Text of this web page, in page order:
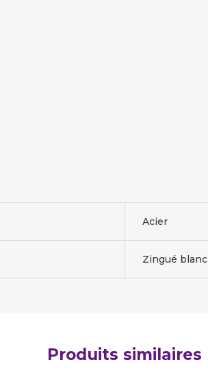
Acier
Zingué blanc
Produits similaires